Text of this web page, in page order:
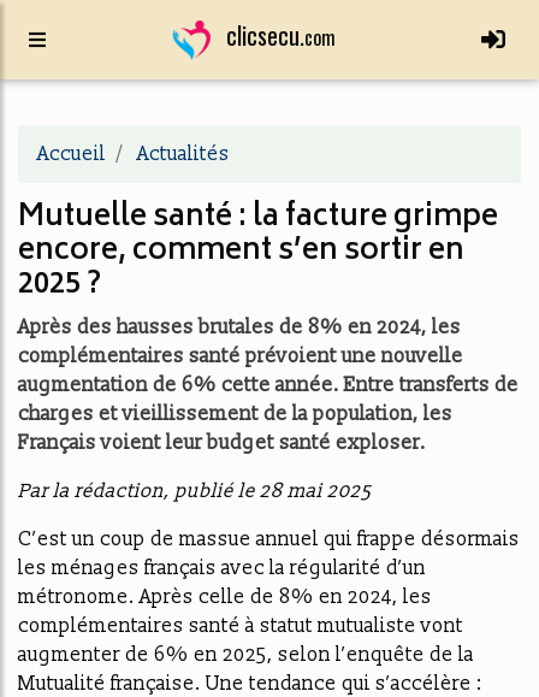
clicsecu.com
Accueil Actualités
Mutuelle santé : la facture grimpe
encore, comment s’en sortir en
2025 ?
Après des hausses brutales de 8% en 2024, les
complémentaires santé prévoient une nouvelle
augmentation de 6% cette année. Entre transferts de
charges et vieillissement de la population, les
Français voient leur budget santé exploser.
Par la rédaction, publié le 28 mai 2025
C’est un coup de massue annuel qui frappe désormais
les ménages français avec la régularité d’un
métronome. Après celle de 8% en 2024, les
complémentaires santé à statut mutualiste vont
augmenter de 6% en 2025, selon l’enquête de la
Mutualité française. Une tendance qui s’accélère :